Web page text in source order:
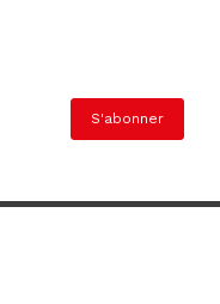
S'abonner